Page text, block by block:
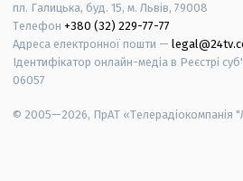
пл. Галицька, буд. 15, м. Львів, 79008
Телефон +380 (32) 229-77-77
Адреса електронної пошти —
Ідентифікатор онлайн-медіа в Реєстрі
06057
© 2005—2026, ПрАТ «Телерадіокомпанія